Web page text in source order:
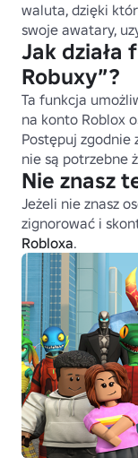
waluta, dzięki
swoje awatary,
Jak działa
Robuxy”?
Ta funkcja
na konto Roblox
Postępuj zgodnie
nie są potrzebne
Nie znasz
Jeżeli nie znasz
zignorować i
Robloxa.